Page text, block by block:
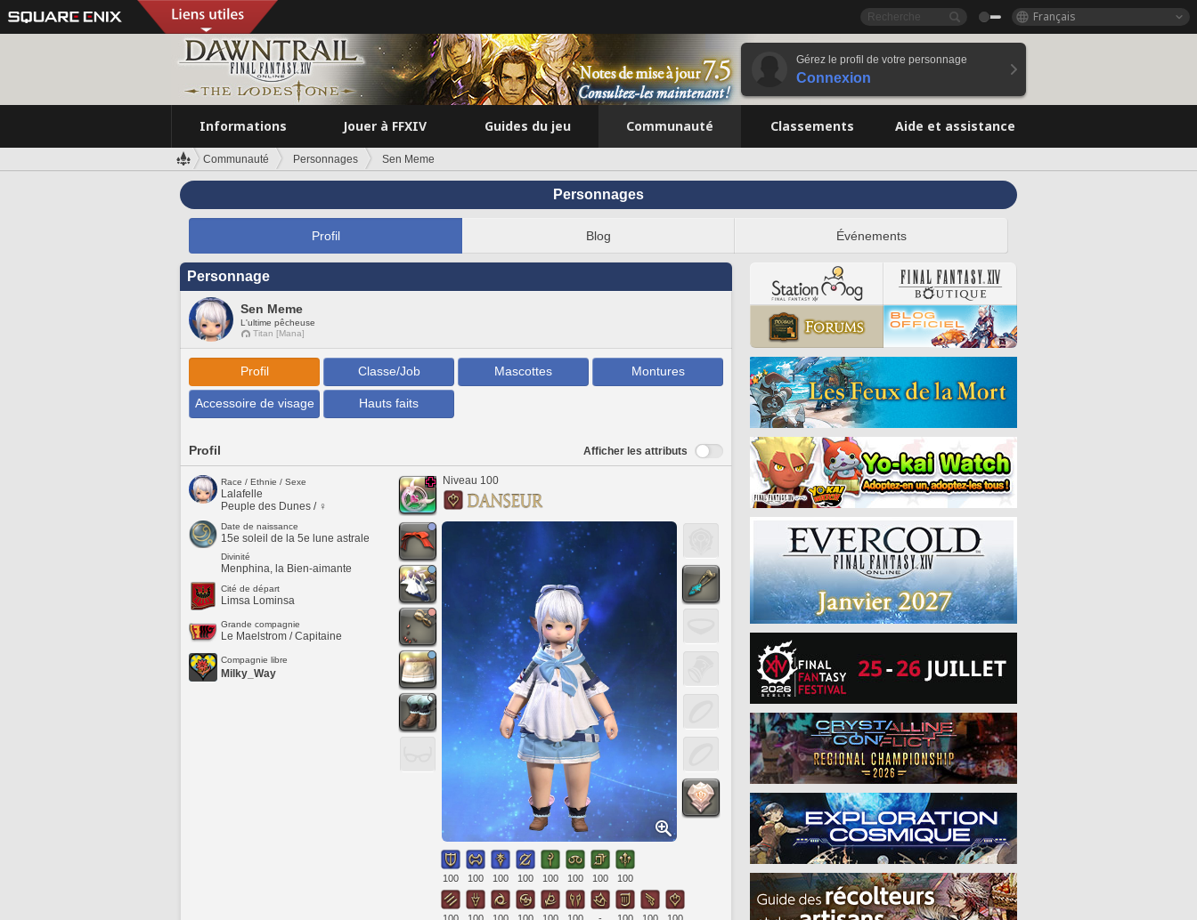
Français
Gérez le profil de votre personnage
Connexion
Informations Jouer à FFXIV Guides du jeu Communauté Classements Aide et assistance
Communauté Personnages Sen Meme
Personnages
Profil Blog Événements
Personnage
Sen Meme
L'ultime pêcheuse
Titan [Mana]
Profil Classe/Job Mascottes Montures
Accessoire de visage Hauts faits
Profil Afficher les attributs
Race / Ethnie / Sexe
Lalafelle
Peuple des Dunes / ♀
Date de naissance
15e soleil de la 5e lune astrale
Divinité
Menphina, la Bien-aimante
Cité de départ
Limsa Lominsa
Grande compagnie
Le Maelstrom / Capitaine
Compagnie libre
Milky_Way
Niveau 100
100 100 100 100 100 100 100 100